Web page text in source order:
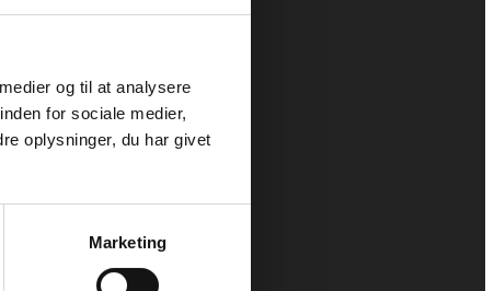
og til at analysere
for sociale medier,
oplysninger, du har givet
Marketing